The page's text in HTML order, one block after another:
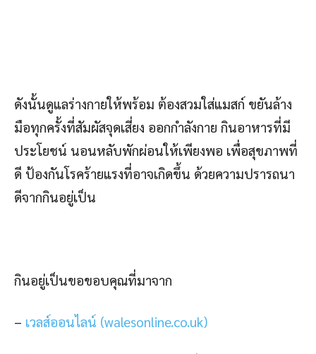
ดังนั้นดูแลร่างกายให้พร้อม ต้องสวมใส่แมสก์ ขยันล้าง
มือทุกครั้งที่สัมผัสจุดเสี่ยง ออกกำลังกาย กินอาหารที่มี
ประโยชน์ นอนหลับพักผ่อนให้เพียงพอ เพื่อสุขภาพที่
ดี ป้องกันโรคร้ายแรงที่อาจเกิดขึ้น ด้วยความปรารถนา
ดีจากกินอยู่เป็น
กินอยู่เป็นขอขอบคุณที่มาจาก
– เวลส์ออนไลน์ (walesonline.co.uk)